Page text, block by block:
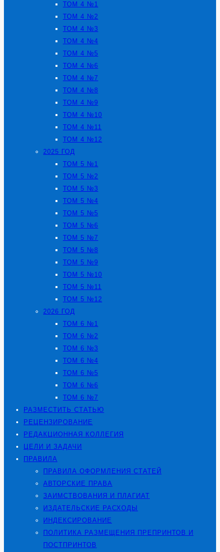
ТОМ 4 №1
ТОМ 4 №2
ТОМ 4 №3
ТОМ 4 №4
ТОМ 4 №5
ТОМ 4 №6
ТОМ 4 №7
ТОМ 4 №8
ТОМ 4 №9
ТОМ 4 №10
ТОМ 4 №11
ТОМ 4 №12
2025 ГОД
ТОМ 5 №1
ТОМ 5 №2
ТОМ 5 №3
ТОМ 5 №4
ТОМ 5 №5
ТОМ 5 №6
ТОМ 5 №7
ТОМ 5 №8
ТОМ 5 №9
ТОМ 5 №10
ТОМ 5 №11
ТОМ 5 №12
2026 ГОД
ТОМ 6 №1
ТОМ 6 №2
ТОМ 6 №3
ТОМ 6 №4
ТОМ 6 №5
ТОМ 6 №6
ТОМ 6 №7
РАЗМЕСТИТЬ СТАТЬЮ
РЕЦЕНЗИРОВАНИЕ
РЕДАКЦИОННАЯ КОЛЛЕГИЯ
ЦЕЛИ И ЗАДАЧИ
ПРАВИЛА
ПРАВИЛА ОФОРМЛЕНИЯ СТАТЕЙ
АВТОРСКИЕ ПРАВА
ЗАИМСТВОВАНИЯ И ПЛАГИАТ
ИЗДАТЕЛЬСКИЕ РАСХОДЫ
ИНДЕКСИРОВАНИЕ
ПОЛИТИКА РАЗМЕЩЕНИЯ ПРЕПРИНТОВ И
ПОСТПРИНТОВ